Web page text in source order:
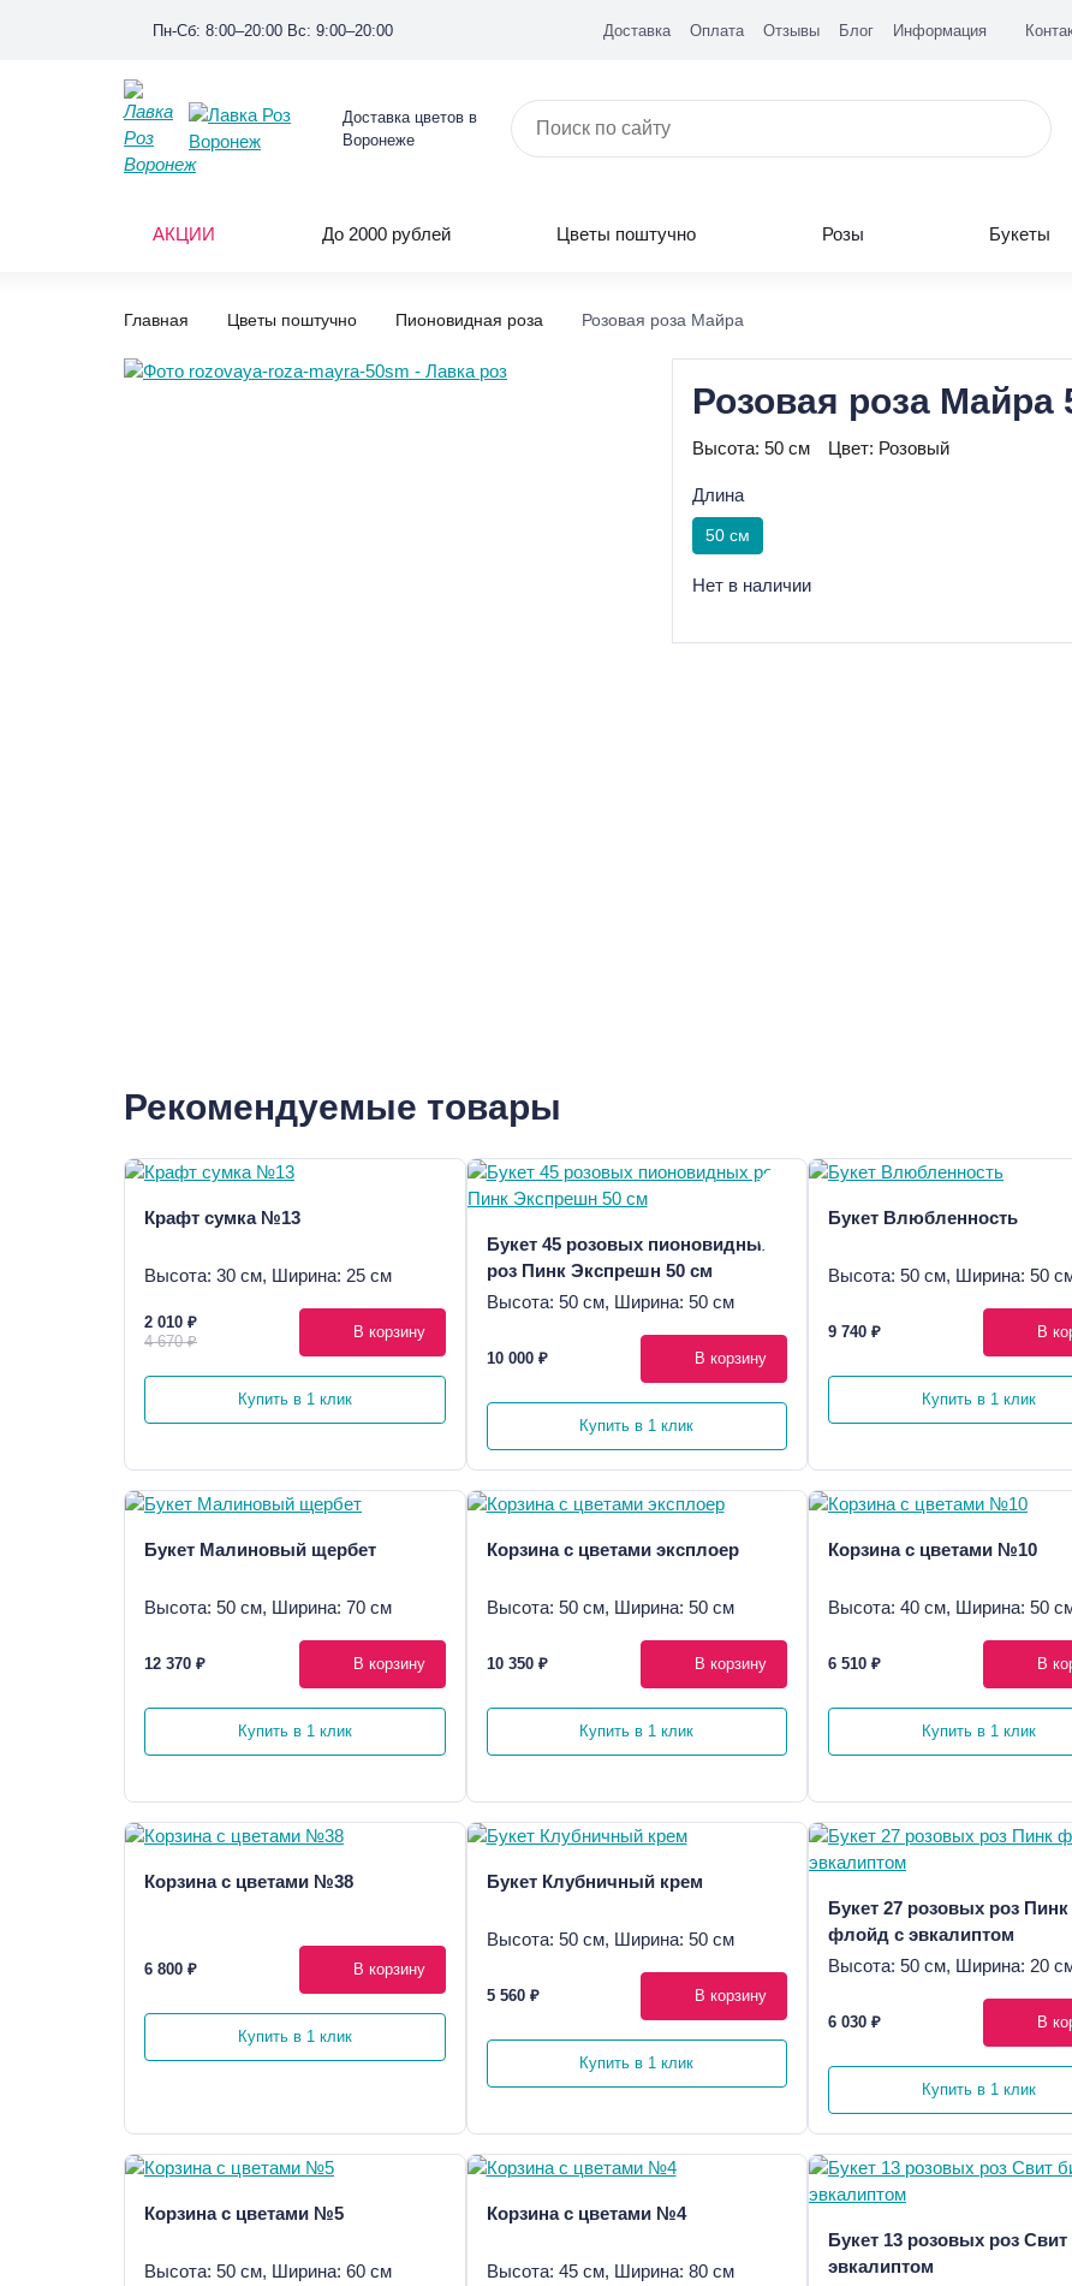
Пн-Сб: 8:00–20:00 Вс: 9:00–20:00 Доставка Оплата Отзывы Блог Информация
Доставка цветов в
Воронеже
АКЦИИ До 2000 рублей Цветы поштучно Розы Букеты
Главная Цветы поштучно Пионовидная роза Розовая роза Майра
Розовая роза Майра
Высота: 50 см Цвет: Розовый
Длина
50 см
Нет в наличии
Рекомендуемые товары
Крафт сумка №13
Высота: 30 см, Ширина: 25 см
2 010 ₽
4 670 ₽
В корзину
Купить в 1 клик
Букет 45 розовых пионовидных
роз Пинк Экспрешн 50 см
Высота: 50 см, Ширина: 50 см
10 000 ₽ В корзину
Купить в 1 клик
Букет Влюбленность
Высота: 50 см, Ширина: 50
9 740 ₽ В
Купить в 1 клик
Букет Малиновый щербет
Высота: 50 см, Ширина: 70 см
12 370 ₽ В корзину
Купить в 1 клик
Корзина с цветами эксплоер
Высота: 50 см, Ширина: 50 см
10 350 ₽ В корзину
Купить в 1 клик
Корзина с цветами №10
Высота: 40 см, Ширина: 50
6 510 ₽ В
Купить в 1 клик
Корзина с цветами №38
6 800 ₽ В корзину
Купить в 1 клик
Букет Клубничный крем
Высота: 50 см, Ширина: 50 см
5 560 ₽ В корзину
Купить в 1 клик
Букет 27 розовых роз Пинк
флойд с эвкалиптом
Высота: 50 см, Ширина: 20
6 030 ₽ В
Купить в 1 клик
Корзина с цветами №5
Высота: 50 см, Ширина: 60 см
Корзина с цветами №4
Высота: 45 см, Ширина: 80 см
Букет 13 розовых роз Свит
эвкалиптом